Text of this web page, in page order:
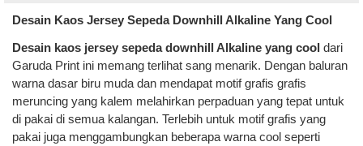
Desain Kaos Jersey Sepeda Downhill Alkaline Yang Cool
Desain kaos jersey sepeda downhill Alkaline yang cool dari
Garuda Print ini memang terlihat sang menarik. Dengan baluran
warna dasar biru muda dan mendapat motif grafis grafis
meruncing yang kalem melahirkan perpaduan yang tepat untuk
di pakai di semua kalangan. Terlebih untuk motif grafis yang
pakai juga menggambungkan beberapa warna cool seperti